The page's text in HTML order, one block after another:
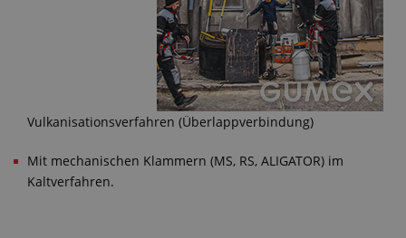
Vulkanisationsverfahren (Überlappverbindung)
Mit mechanischen Klammern (MS, RS, ALIGATOR) im
Kaltverfahren.